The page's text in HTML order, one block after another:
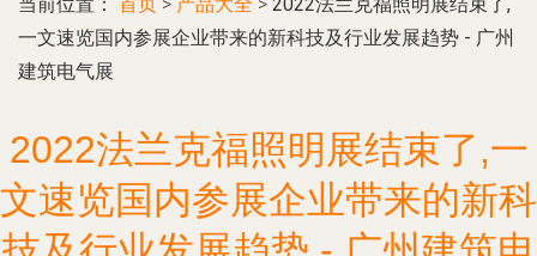
一文速览国内参展企业带来的新科技及行业发展趋势 - 广州
建筑电气展
2022法兰克福照明展结束了,一
文速览国内参展企业带来的新科